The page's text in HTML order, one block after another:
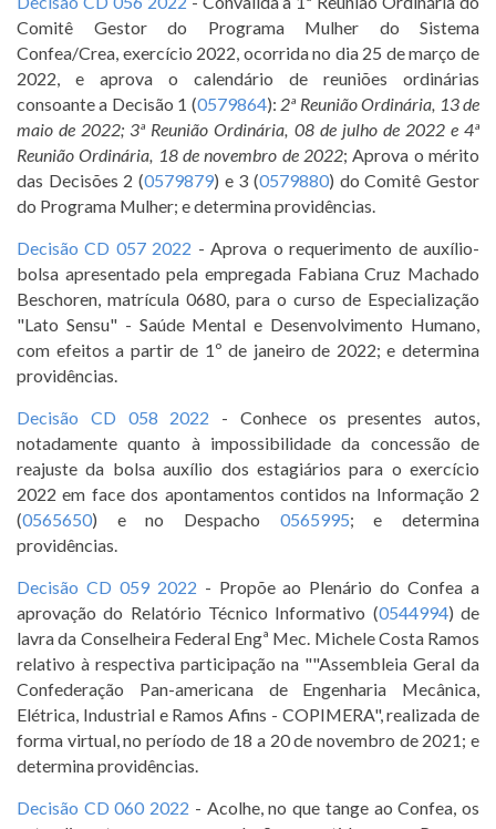
Comitê Gestor do Programa Mulher do Sistema
Confea/Crea, exercício 2022, ocorrida no dia 25 de março de
2022, e aprova o calendário de reuniões ordinárias
consoante a Decisão 1 (0579864): 2ª Reunião Ordinária, 13 de
maio de 2022; 3ª Reunião Ordinária, 08 de julho de 2022 e 4ª
Reunião Ordinária, 18 de novembro de 2022; Aprova o mérito
das Decisões 2 (0579879) e 3 (0579880) do Comitê Gestor
do Programa Mulher; e determina providências.
Decisão CD 057 2022 - Aprova o requerimento de auxílio-
bolsa apresentado pela empregada Fabiana Cruz Machado
Beschoren, matrícula 0680, para o curso de Especialização
"Lato Sensu" - Saúde Mental e Desenvolvimento Humano,
com efeitos a partir de 1º de janeiro de 2022; e determina
providências.
Decisão CD 058 2022 - Conhece os presentes autos,
notadamente quanto à impossibilidade da concessão de
reajuste da bolsa auxílio dos estagiários para o exercício
2022 em face dos apontamentos contidos na Informação 2
(0565650) e no Despacho 0565995; e determina
providências.
Decisão CD 059 2022 - Propõe ao Plenário do Confea a
aprovação do Relatório Técnico Informativo (0544994) de
lavra da Conselheira Federal Engª Mec. Michele Costa Ramos
relativo à respectiva participação na ""Assembleia Geral da
Confederação Pan-americana de Engenharia Mecânica,
Elétrica, Industrial e Ramos Afins - COPIMERA", realizada de
forma virtual, no período de 18 a 20 de novembro de 2021; e
determina providências.
Decisão CD 060 2022 - Acolhe, no que tange ao Confea, os